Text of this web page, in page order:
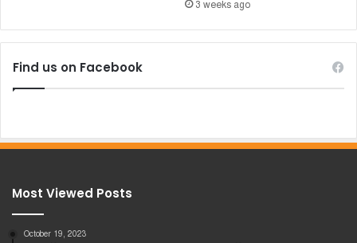
3 weeks ago
Find us on Facebook
Most Viewed Posts
October 19, 2023